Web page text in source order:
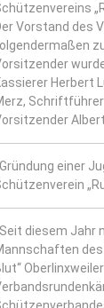
Vorstand des
Herbert
Schriftführer
Albert
Gründung einer
Seit diesem Jahr